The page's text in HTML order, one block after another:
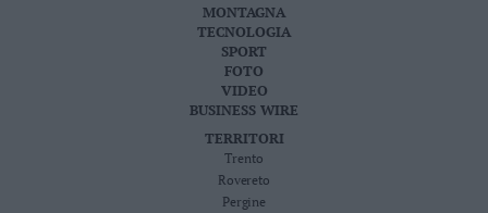
MONTAGNA
TECNOLOGIA
SPORT
FOTO
VIDEO
BUSINESS WIRE
TERRITORI
Trento
Rovereto
Pergine